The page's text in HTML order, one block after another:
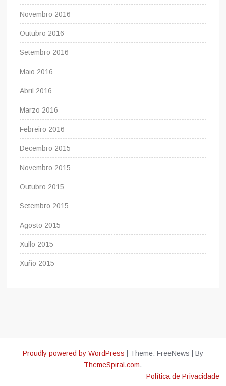
Novembro 2016
Outubro 2016
Setembro 2016
Maio 2016
Abril 2016
Marzo 2016
Febreiro 2016
Decembro 2015
Novembro 2015
Outubro 2015
Setembro 2015
Agosto 2015
Xullo 2015
Xuño 2015
Proudly powered by WordPress Theme: FreeNews
By
ThemeSpiral.com.
Política de Privacidade